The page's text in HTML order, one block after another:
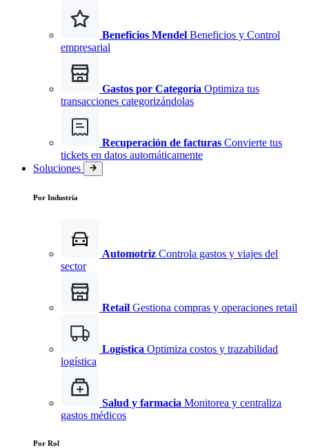
Beneficios Mendel Beneficios y Control
empresarial
Gastos por Categoría Optimiza tus
transacciones categorizándolas
Recuperación de facturas Convierte tus
tickets en datos automáticamente
Soluciones
Por Industria
Automotriz Controla gastos y viajes del
sector
Retail Gestiona compras y operaciones retail
Logística Optimiza costos y trazabilidad
logística
Salud y farmacia Monitorea y centraliza
gastos médicos
Por Rol